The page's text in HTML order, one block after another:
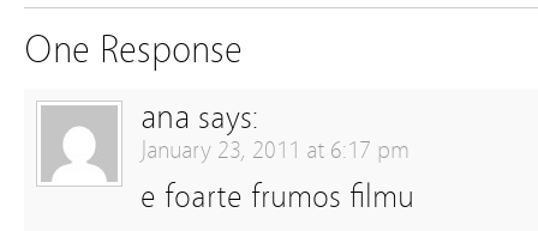
One Response
ana says:
January 23, 2011 at 6:17 pm
e foarte frumos filmu